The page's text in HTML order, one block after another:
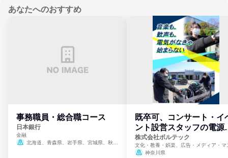
あなたへのおすすめ
事務職員・総合職コース
日本銀行
金融
北海道、青森県、岩手県、宮城県、秋田
既卒可、コンサート・イ
ント設営スタッフの電源
門
株式会社ボルテック
文化・教養・娯楽、広告・メディア・マ
ミ、電力・ガス・水道・エネルギー
神奈川県